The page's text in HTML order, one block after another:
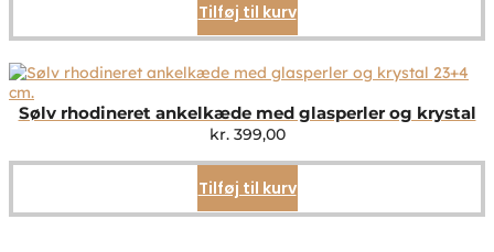
Tilføj til kurv
Sølv rhodineret ankelkæde med glasperler og krystal
kr.399,00
Tilføj til kurv